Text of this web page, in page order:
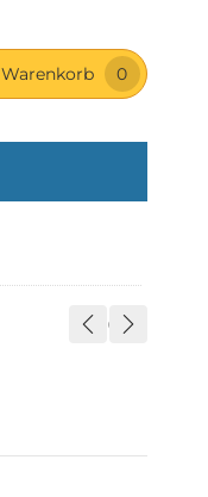
Warenkorb 0